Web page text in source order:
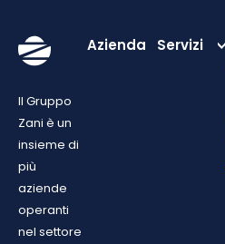
Il Gruppo
Zani è un
insieme di
più
aziende
operanti
nel settore
Azienda Servizi